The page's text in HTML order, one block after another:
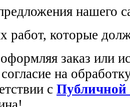
нашего
работ, которые
заказ или
на
с Публичной